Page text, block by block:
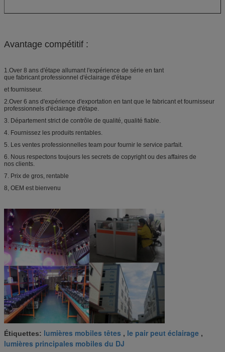
Avantage compétitif :
1.Over 8 ans d'étape allumant l'expérience de série en tant
que fabricant professionnel d'éclairage d'étape
et fournisseur.
2.Over 6 ans d'expérience d'exportation en tant que le fabricant et fournisseur
professionnels d'éclairage d'étape.
3. Département strict de contrôle de qualité, qualité fiable.
4. Fournissez les produits rentables.
5. Les ventes professionnelles team pour fournir le service parfait.
6. Nous respectons toujours les secrets de copyright ou des affaires de
nos clients.
7. Prix de gros, rentable
8, OEM est bienvenu
Étiquettes: lumières mobiles têtes , le pair peut éclairage ,
lumières principales mobiles du DJ